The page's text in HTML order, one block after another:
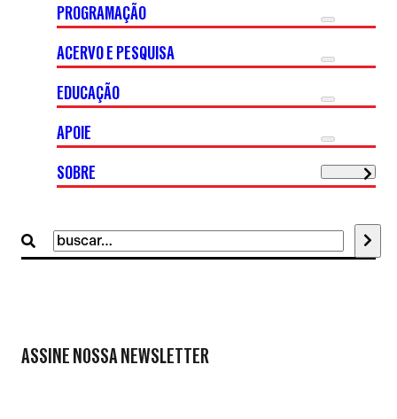
Buscar
por:
PROGRAMAÇÃO
ACERVO E PESQUISA
EDUCAÇÃO
APOIE
SOBRE
ASSINE NOSSA NEWSLETTER